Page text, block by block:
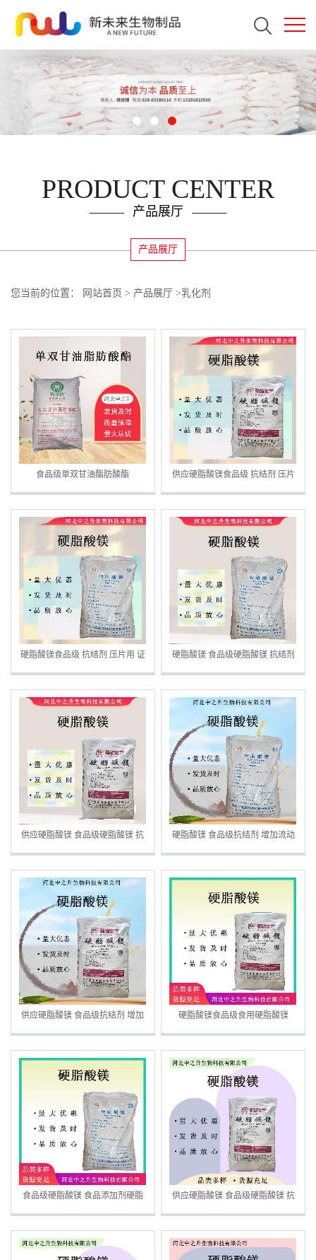
PRODUCT CENTER
产品展厅
产品展厅
您当前的位置： 网站首页 > 产品展厅 >乳化剂
食品级单双甘油酯肪酸酯 供应硬脂酸镁食品级 抗结剂 压片
用 证件齐全 硬脂酸镁镁
硬脂酸镁食品级 抗结剂 压片用 证
件齐全 硬脂酸镁
硬脂酸镁 食品级硬脂酸镁 抗结剂
压片糖果 量大从优 欢迎选购
供应硬脂酸镁 食品级硬脂酸镁 抗
结剂 压片糖果 量大从优
硬脂酸镁 食品级抗结剂 增加流动
性压片糖果脱模剂辅料
供应硬脂酸镁 食品级抗结剂 增加
流动性压片糖果脱模剂辅料
硬脂酸镁食品级食用硬脂酸镁
食品级硬脂酸镁 食品添加剂硬脂
酸镁 压片助流剂
供应硬脂酸镁 食品级硬脂酸镁 抗
结剂 压片糖果 欢迎洽谈